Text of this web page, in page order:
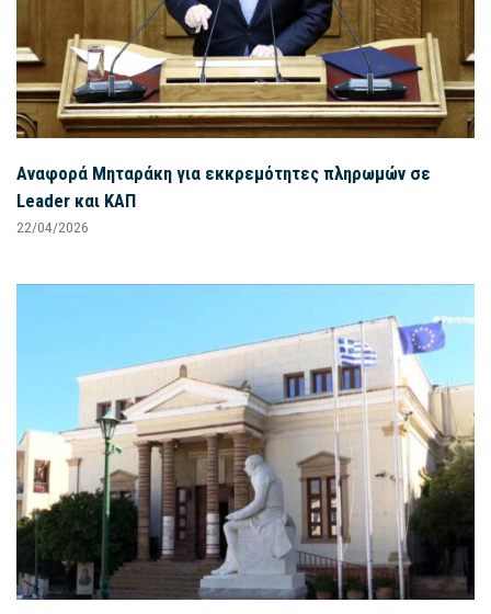
Αναφορά Μηταράκη για εκκρεμότητες πληρωμών σε
Leader και ΚΑΠ
22/04/2026